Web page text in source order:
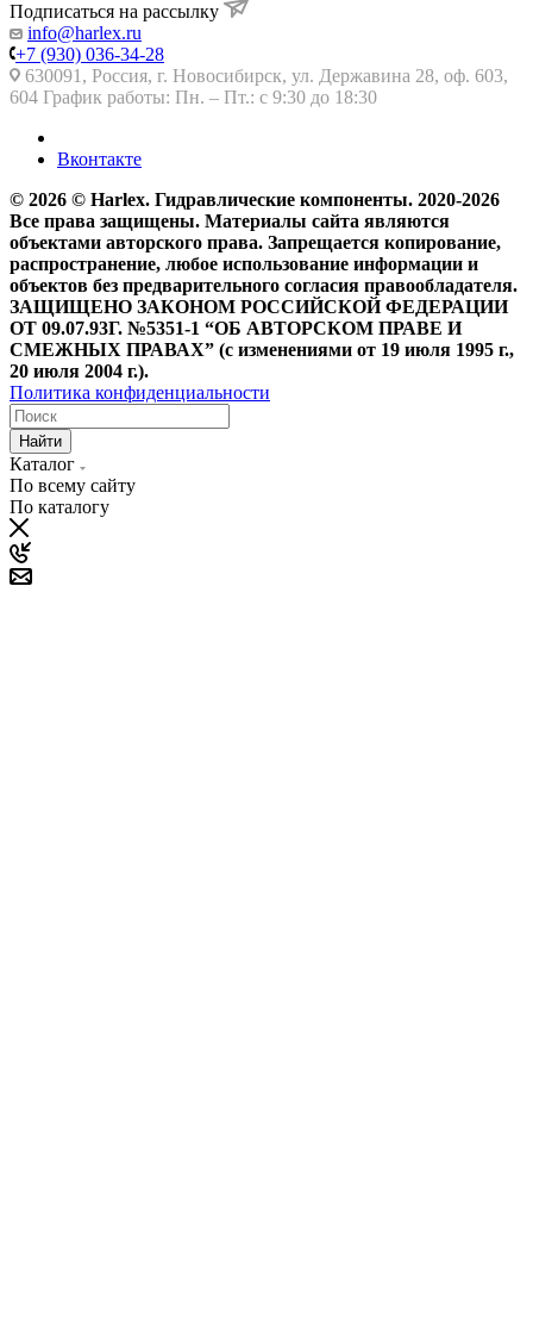
Подписаться на рассылку
info@harlex.ru
+7 (930) 036-34-28
630091, Россия, г. Новосибирск, ул. Державина 28, оф. 603,
604 График работы: Пн. – Пт.: с 9:30 до 18:30
Вконтакте
© 2026 © Harlex. Гидравлические компоненты. 2020-2026
Все права защищены. Материалы сайта являются
объектами авторского права. Запрещается копирование,
распространение, любое использование информации и
объектов без предварительного согласия правообладателя.
ЗАЩИЩЕНО ЗАКОНОМ РОССИЙСКОЙ ФЕДЕРАЦИИ
ОТ 09.07.93Г. №5351-1 “ОБ АВТОРСКОМ ПРАВЕ И
СМЕЖНЫХ ПРАВАХ” (с изменениями от 19 июля 1995 г.,
20 июля 2004 г.).
Политика конфиденциальности
Найти
Каталог
По всему сайту
По каталогу